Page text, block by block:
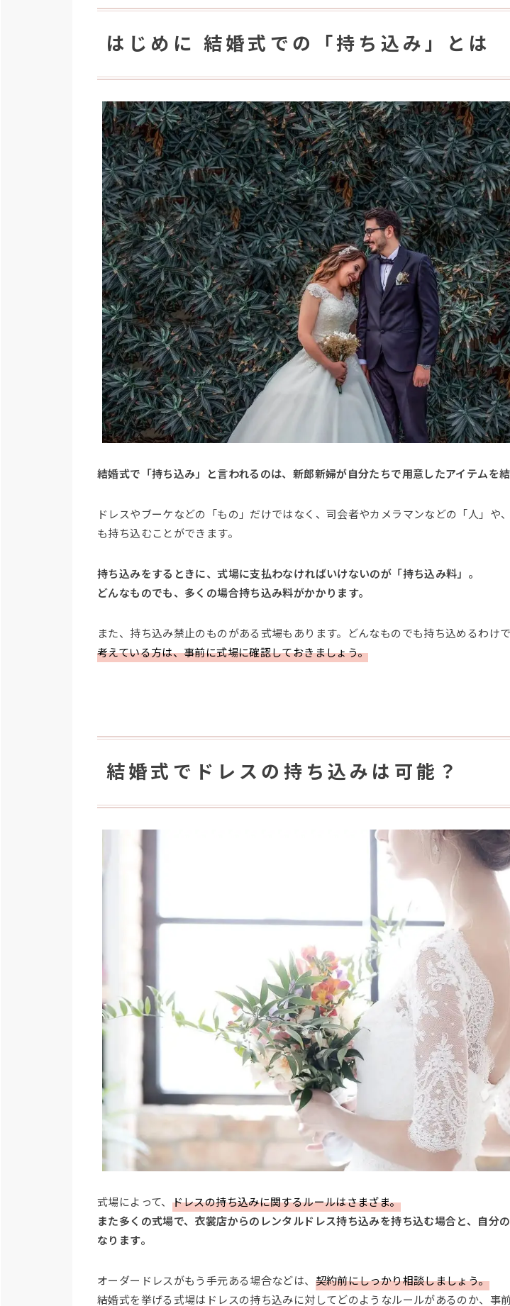
はじめに 結婚式での「持ち込み」とは
結婚式で「持ち込み」と言われるのは、新郎新婦が自分たちで用意したアイテムを
ドレスやブーケなどの「もの」だけではなく、司会者やカメラマンなどの「人」や
も持ち込むことができます。
持ち込みをするときに、式場に支払わなければいけないのが「持ち込み料」。
どんなものでも、多くの場合持ち込み料がかかります。
また、持ち込み禁止のものがある式場もあります。どんなものでも持ち込めるわけで
考えている方は、事前に式場に確認しておきましょう。
結婚式でドレスの持ち込みは可能？
式場によって、 ドレスの持ち込みに関するルールはさまざま。
また多くの式場で、衣裳店からのレンタルドレス持ち込みを持ち込む場合と、自分
なります。
オーダードレスがもう手元ある場合などは、 契約前にしっかり相談しましょう。
結婚式を挙げる式場はドレスの持ち込みに対してどのようなルールがあるのか、事